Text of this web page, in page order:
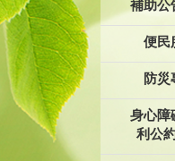
補助公
便民
防災
身心障
利公